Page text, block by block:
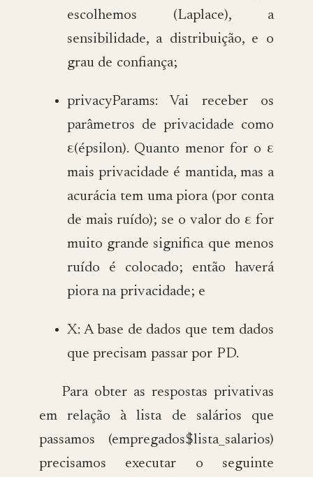
escolhemos (Laplace), a
sensibilidade, a distribuição, e o
grau de confiança;
privacyParams: Vai receber os
parâmetros de privacidade como
ε(épsilon). Quanto menor for o ε
mais privacidade é mantida, mas a
acurácia tem uma piora (por conta
de mais ruído); se o valor do ε for
muito grande significa que menos
ruído é colocado; então haverá
piora na privacidade; e
X: A base de dados que tem dados
que precisam passar por PD.
Para obter as respostas privativas
em relação à lista de salários que
passamos (empregados$lista_salarios)
precisamos executar o seguinte